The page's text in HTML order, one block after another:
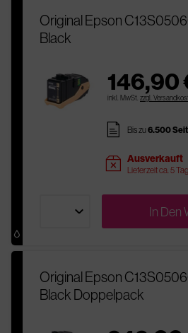
Original Epson
Black
146,90
inkl. MwSt. zzgl.
pages Bis zu6.500
sold Ausverkauft
Lieferzeit ca. 5
In Den
Original Epson
Black Doppelpack